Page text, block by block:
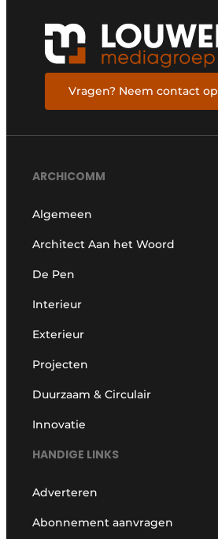
Vragen? Neem contact op
ARCHICOMM
Algemeen
Architect Aan het Woord
De Pen
Interieur
Exterieur
Projecten
Duurzaam & Circulair
Innovatie
HANDIGE LINKS
Adverteren
Abonnement aanvragen